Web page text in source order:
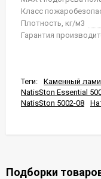
Класс
Плотность, кг/м3
Гарантия
Теги:
Каменный
NatisSton Essential
NatisSton 5002-08
Подборки